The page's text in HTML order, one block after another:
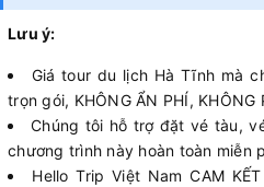
Lưu ý:
Giá tour du lịch Hà Tĩnh mà
trọn gói, KHÔNG ẨN PHÍ, KHÔNG
Chúng tôi hỗ trợ đặt vé tàu,
chương trình này hoàn toàn miễn
Hello Trip Việt Nam CAM